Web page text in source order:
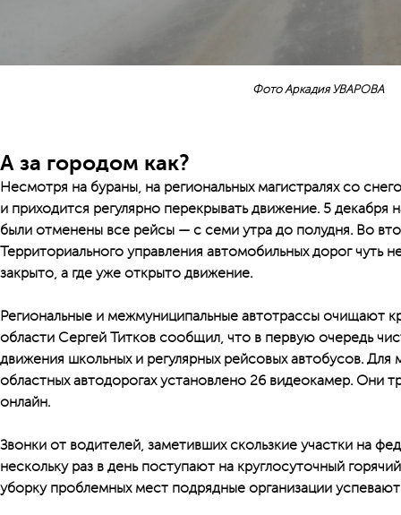
Фото Аркадия УВАРОВА
А за городом как?
Несмотря на бураны, на региональных магистралях со
и приходится регулярно перекрывать движение. 5 декабря
были отменены все рейсы — с семи утра до полудня. Во
Территориального управления автомобильных дорог чуть
закрыто, а где уже открыто движение.
Региональные и межмуниципальные автотрассы очищают
области Сергей Титков сообщил, что в первую очередь
движения школьных и регулярных рейсовых автобусов. Для
областных автодорогах установлено 26 видеокамер. Они
онлайн.
Звонки от водителей, заметивших скользкие участки на
нескольку раз в день поступают на круглосуточный
уборку проблемных мест подрядные организации успевают